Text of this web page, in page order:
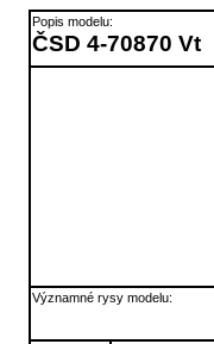
Popis modelu:
ČSD 4-70870 Vt
Významné rysy modelu: